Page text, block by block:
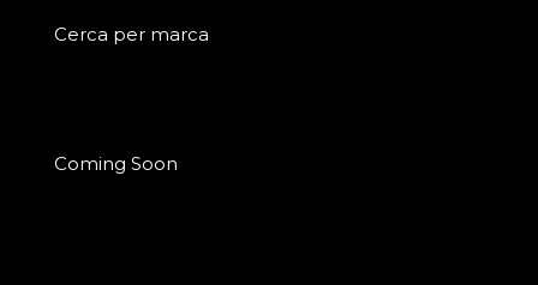
Cerca per marca
Coming Soon